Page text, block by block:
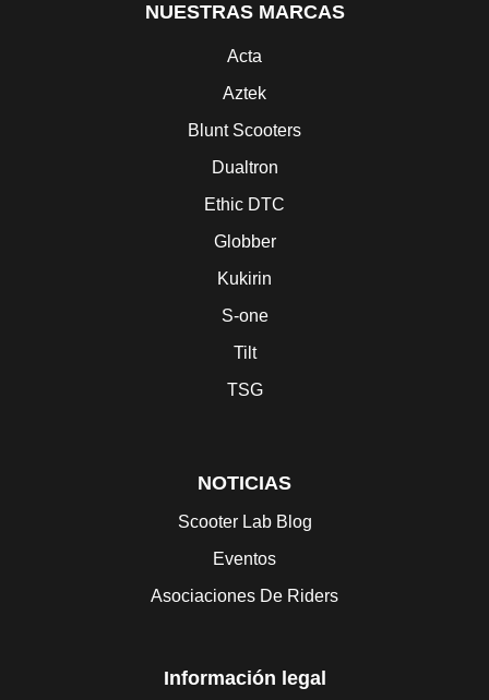
NUESTRAS MARCAS
Acta
Aztek
Blunt Scooters
Dualtron
Ethic DTC
Globber
Kukirin
S-one
Tilt
TSG
NOTICIAS
Scooter Lab Blog
Eventos
Asociaciones De Riders
Información legal